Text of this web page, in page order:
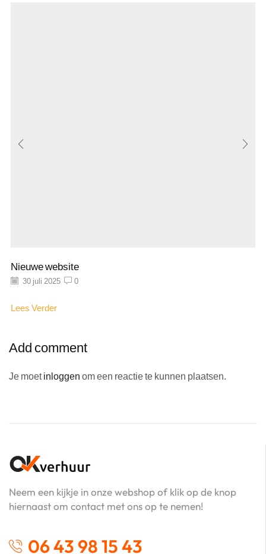
Nieuwe website
30 juli 2025 0
Lees Verder
Add comment
Je moetinloggen om een reactie te kunnen plaatsen.
Neem een kijkje in onze webshop of klik op de knop
hiernaast om contact met ons op te nemen!
06 43 98 15 43